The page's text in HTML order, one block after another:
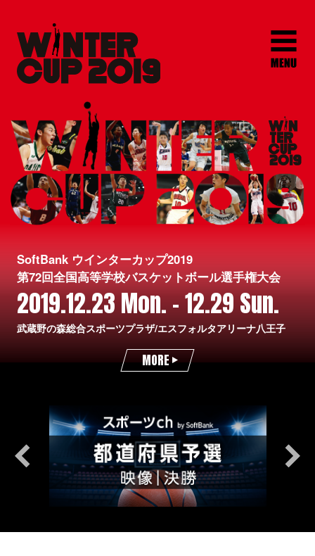
SoftBank ウインターカップ2019
第72回全国高等学校バスケットボール選手権大会
2019.12.23 Mon. - 12.29 Sun.
武蔵野の森総合スポーツプラザ/エスフォルタアリーナ八王子
MORE